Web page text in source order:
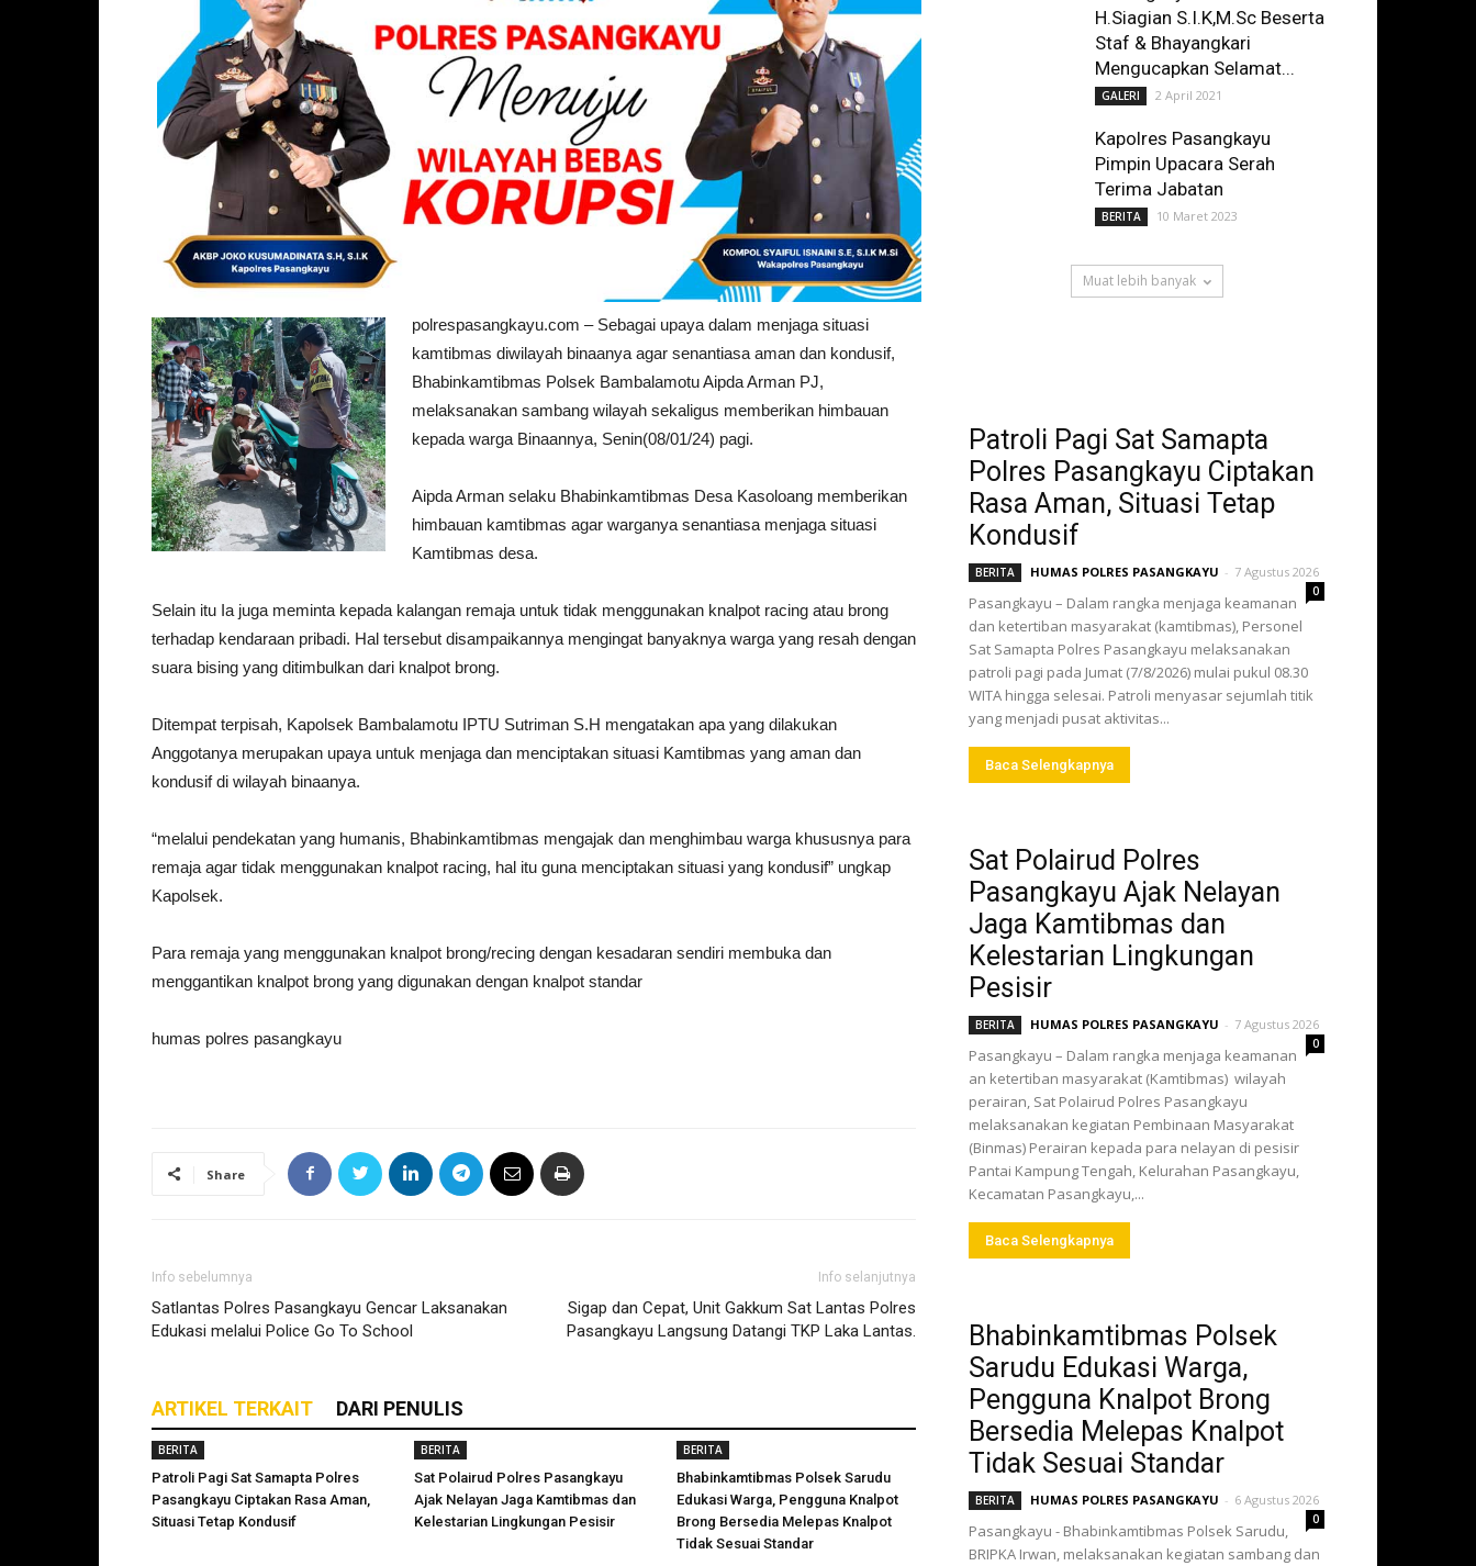
polrespasangkayu.com – Sebagai upaya dalam menjaga situasi
kamtibmas diwilayah binaanya agar senantiasa aman dan kondusif,
Bhabinkamtibmas Polsek Bambalamotu Aipda Arman PJ,
melaksanakan sambang wilayah sekaligus memberikan himbauan
kepada warga Binaannya, Senin(08/01/24) pagi.
Aipda Arman selaku Bhabinkamtibmas Desa Kasoloang memberikan
himbauan kamtibmas agar warganya senantiasa menjaga situasi
Kamtibmas desa.
Selain itu Ia juga meminta kepada kalangan remaja untuk tidak menggunakan knalpot racing atau brong
terhadap kendaraan pribadi. Hal tersebut disampaikannya mengingat banyaknya warga yang resah dengan
suara bising yang ditimbulkan dari knalpot brong.
Ditempat terpisah, Kapolsek Bambalamotu IPTU Sutriman S.H mengatakan apa yang dilakukan
Anggotanya merupakan upaya untuk menjaga dan menciptakan situasi Kamtibmas yang aman dan
kondusif di wilayah binaanya.
“melalui pendekatan yang humanis, Bhabinkamtibmas mengajak dan menghimbau warga khususnya para
remaja agar tidak menggunakan knalpot racing, hal itu guna menciptakan situasi yang kondusif” ungkap
Kapolsek.
Para remaja yang menggunakan knalpot brong/recing dengan kesadaran sendiri membuka dan
menggantikan knalpot brong yang digunakan dengan knalpot standar
humas polres pasangkayu
Share
Info sebelumnya
Satlantas Polres Pasangkayu Gencar Laksanakan
Edukasi melalui Police Go To School
Info selanjutnya
Sigap dan Cepat, Unit Gakkum Sat Lantas Polres
Pasangkayu Langsung Datangi TKP Laka Lantas.
ARTIKEL TERKAIT DARI PENULIS
BERITA
Patroli Pagi Sat Samapta Polres
Pasangkayu Ciptakan Rasa Aman,
Situasi Tetap Kondusif
BERITA
Sat Polairud Polres Pasangkayu
Ajak Nelayan Jaga Kamtibmas dan
Kelestarian Lingkungan Pesisir
BERITA
Bhabinkamtibmas Polsek Sarudu
Edukasi Warga, Pengguna Knalpot
Brong Bersedia Melepas Knalpot
Tidak Sesuai Standar
H.Siagian S.I.K,M.Sc Beserta
Staf & Bhayangkari
Mengucapkan Selamat...
GALERI 2 April 2021
Kapolres Pasangkayu
Pimpin Upacara Serah
Terima Jabatan
BERITA 10 Maret 2023
Muat lebih banyak
Patroli Pagi Sat Samapta
Polres Pasangkayu Ciptakan
Rasa Aman, Situasi Tetap
Kondusif
BERITA HUMAS POLRES PASANGKAYU - 7 Agustus 2026
0
Pasangkayu – Dalam rangka menjaga keamanan
dan ketertiban masyarakat (kamtibmas), Personel
Sat Samapta Polres Pasangkayu melaksanakan
patroli pagi pada Jumat (7/8/2026) mulai pukul 08.30
WITA hingga selesai. Patroli menyasar sejumlah titik
yang menjadi pusat aktivitas...
Baca Selengkapnya
Sat Polairud Polres
Pasangkayu Ajak Nelayan
Jaga Kamtibmas dan
Kelestarian Lingkungan
Pesisir
BERITA HUMAS POLRES PASANGKAYU - 7 Agustus 2026
0
Pasangkayu – Dalam rangka menjaga keamanan
an ketertiban masyarakat (Kamtibmas) wilayah
perairan, Sat Polairud Polres Pasangkayu
melaksanakan kegiatan Pembinaan Masyarakat
(Binmas) Perairan kepada para nelayan di pesisir
Pantai Kampung Tengah, Kelurahan Pasangkayu,
Kecamatan Pasangkayu,...
Baca Selengkapnya
Bhabinkamtibmas Polsek
Sarudu Edukasi Warga,
Pengguna Knalpot Brong
Bersedia Melepas Knalpot
Tidak Sesuai Standar
BERITA HUMAS POLRES PASANGKAYU - 6 Agustus 2026
0
Pasangkayu - Bhabinkamtibmas Polsek Sarudu,
BRIPKA Irwan, melaksanakan kegiatan sambang dan